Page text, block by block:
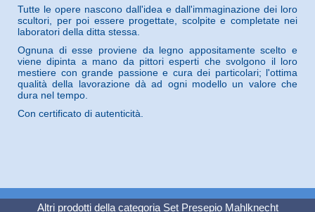
Tutte le opere nascono dall'idea e dall'immaginazione dei loro
scultori, per poi essere progettate, scolpite e completate nei
laboratori della ditta stessa.
Ognuna di esse proviene da legno appositamente scelto e
viene dipinta a mano da pittori esperti che svolgono il loro
mestiere con grande passione e cura dei particolari; l'ottima
qualità della lavorazione dà ad ogni modello un valore che
dura nel tempo.
Con certificato di autenticità.
Altri prodotti della categoria Set Presepio Mahlknecht